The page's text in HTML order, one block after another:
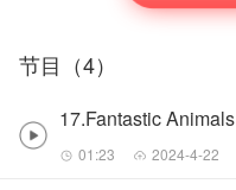
节目（4）
17.Fantastic Animals
01:23 2024-4-22